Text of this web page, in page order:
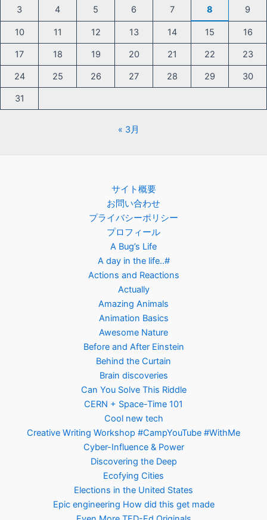
3 4 5 6 7 8 9
10 11 12 13 14 15 16
17 18 19 20 21 22 23
24 25 26 27 28 29 30
31
« 3月
サイト概要
お問い合わせ
プライバシーポリシー
プロフィール
A Bug’s Life
A day in the life..#
Actions and Reactions
Actually
Amazing Animals
Animation Basics
Awesome Nature
Before and After Einstein
Behind the Curtain
Brain discoveries
Can You Solve This Riddle
CERN + Space-Time 101
Cool new tech
Creative Writing Workshop #CampYouTube #WithMe
Cyber-Influence & Power
Discovering the Deep
Ecofying Cities
Elections in the United States
Epic engineering How did this get made